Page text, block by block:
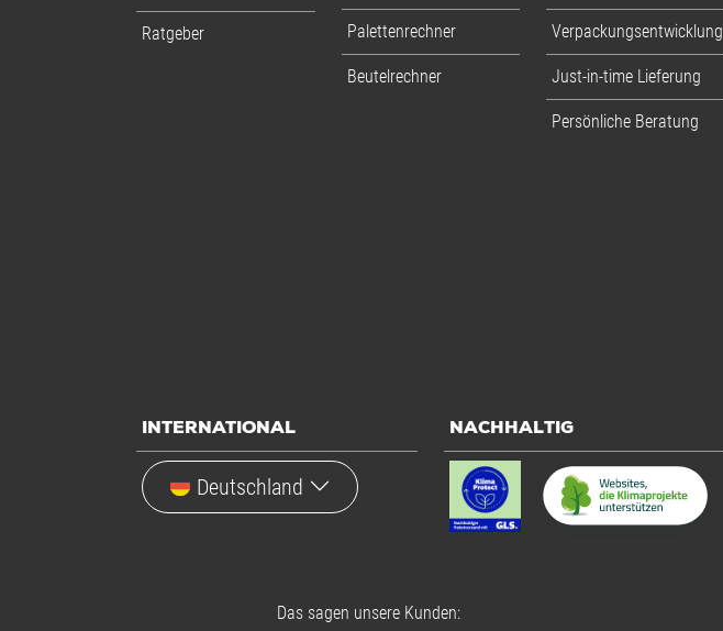
Ratgeber Palettenrechner
Beutelrechner
Verpackungsentwicklung
Just-in-time Lieferung
Persönliche Beratung
INTERNATIONAL
Deutschland
NACHHALTIG
Das sagen unsere Kunden: